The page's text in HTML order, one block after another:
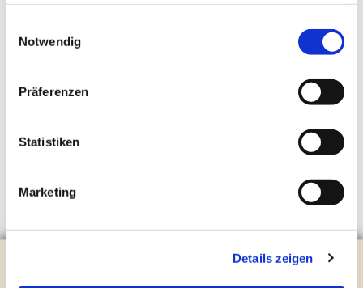
Notwendig
Präferenzen
Statistiken
Marketing
Details zeigen
Evangelische Kirchengemeinde Steinhagen
Brockhagener Straße 28 | 33803 Steinhagen